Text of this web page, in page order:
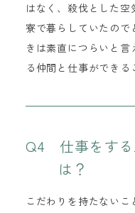
はなく、殺伐とした
寮で暮らしていたので
きは素直につらいと
る仲間と仕事ができる
Q4 仕事をする
は？
こだわりを持たない